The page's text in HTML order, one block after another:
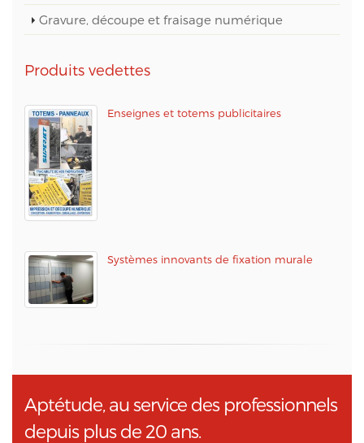
Gravure, découpe et fraisage numérique
Produits vedettes
Enseignes et totems publicitaires
Systèmes innovants de fixation murale
Aptétude, au service des professionnels
depuis plus de 20 ans.